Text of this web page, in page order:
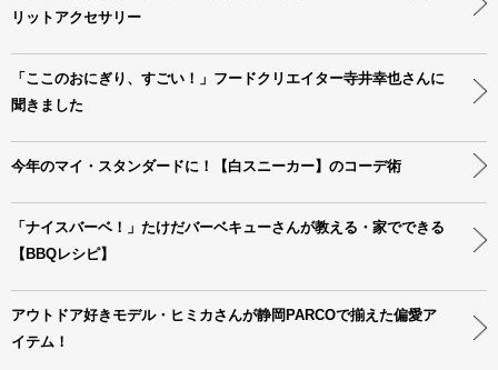
リットアクセサリー
「ここのおにぎり、すごい！」フードクリエイター寺井幸也さんに
聞きました
今年のマイ・スタンダードに！【白スニーカー】のコーデ術
「ナイスバーベ！」たけだバーベキューさんが教える・家でできる
【BBQレシピ】
アウトドア好きモデル・ヒミカさんが静岡PARCOで揃えた偏愛ア
イテム！